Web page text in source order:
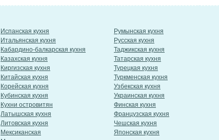
Испанская кухня
Итальянская кухня
Кабардино-балкарская кухня
Казахская кухня
Киргизская кухня
Китайская кухня
Корейская кухня
Кубинская кухня
Кухни островитян
Латышская кухня
Литовская кухня
Мексиканская
Румынская кухня
Русская кухня
Таджикская кухня
Татарская кухня
Турецкая кухня
Туркменская кухня
Узбекская кухня
Украинская кухня
Финская кухня
Французская кухня
Чешская кухня
Японская кухня